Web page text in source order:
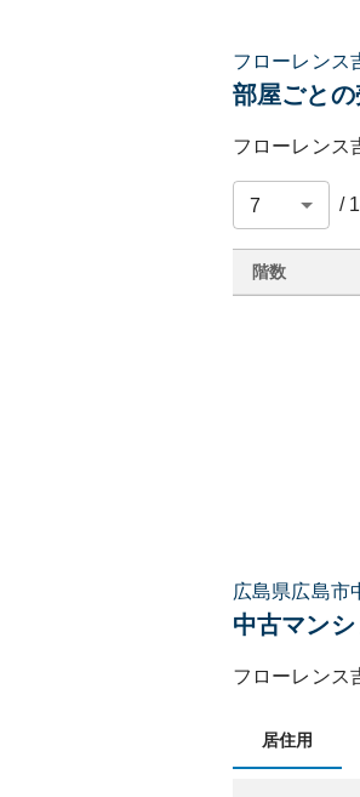
フローレンス
部屋ごと
フローレンス
/
階数
広島県広島市
中古マン
フローレンス
居住用